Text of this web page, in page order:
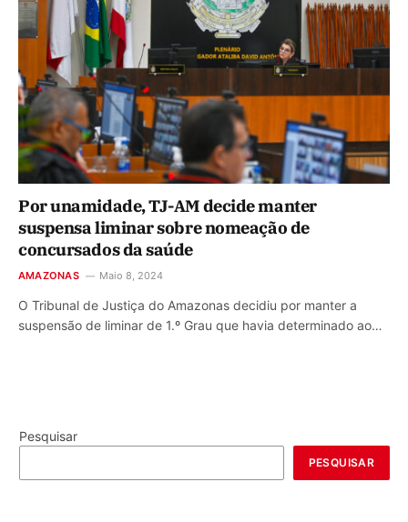
Por unamidade, TJ-AM decide manter
suspensa liminar sobre nomeação de
concursados da saúde
AMAZONAS Maio 8, 2024
O Tribunal de Justiça do Amazonas decidiu por manter a
suspensão de liminar de 1.º Grau que havia determinado ao…
Pesquisar
PESQUISAR